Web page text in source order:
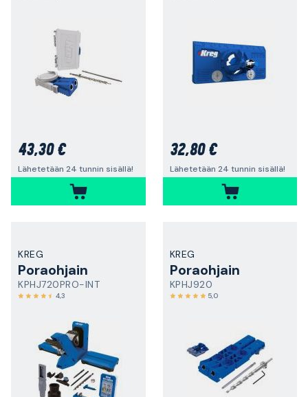
43,30 €
Lähetetään 24 tunnin sisällä!
32,80 €
Lähetetään 24 tunnin sisällä!
KREG
Poraohjain
KPHJ720PRO-INT
4,3
KREG
Poraohjain
KPHJ920
5,0